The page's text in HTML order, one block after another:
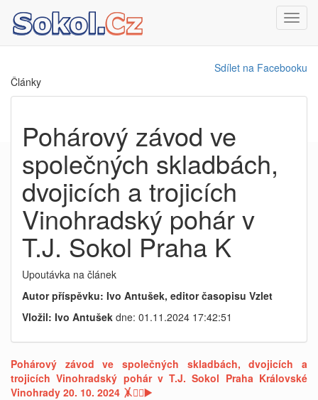
Sdílet na Facebooku
Články
Pohárový závod ve
společných skladbách,
dvojicích a trojicích
Vinohradský pohár v
T.J. Sokol Praha K
Upoutávka na článek
Autor příspěvku: Ivo Antušek, editor časopisu Vzlet
Vložil: Ivo Antušek dne: 01.11.2024 17:42:51
Pohárový závod ve společných skladbách, dvojicích a
trojicích Vinohradský pohár v T.J. Sokol Praha Královské
Vinohrady 20. 10. 2024 🤸🤸‍♂️▶️